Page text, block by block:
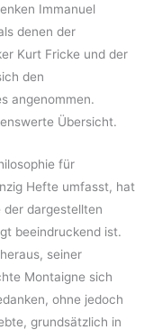
Immanuel
denen der
Kurt Fricke und der
den
angenommen.
Übersicht.
für
Hefte umfasst, hat
der dargestellten
beeindruckend ist.
seiner
Montaigne sich
ohne jedoch
grundsätzlich in